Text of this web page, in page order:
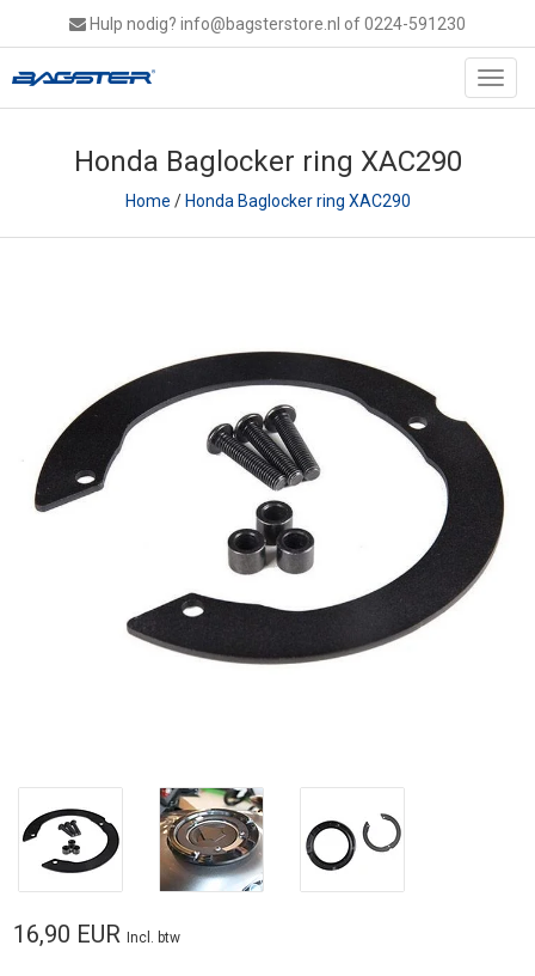
Hulp nodig? info@bagsterstore.nl of 0224-591230
Honda Baglocker ring XAC290
Home /Honda Baglocker ring XAC290
16,90 EUR Incl. btw